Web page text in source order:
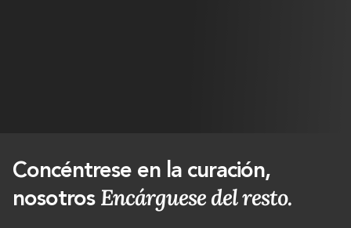
Concéntrese en la curación,
nosotros Encárguese del resto.